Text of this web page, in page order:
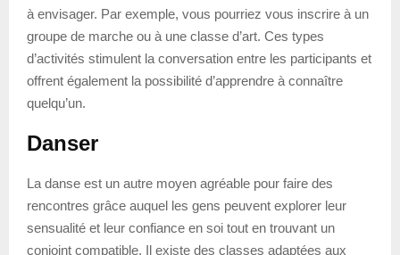
à envisager. Par exemple, vous pourriez vous inscrire à un
groupe de marche ou à une classe d’art. Ces types
d’activités stimulent la conversation entre les participants et
offrent également la possibilité d’apprendre à connaître
quelqu’un.
Danser
La danse est un autre moyen agréable pour faire des
rencontres grâce auquel les gens peuvent explorer leur
sensualité et leur confiance en soi tout en trouvant un
conjoint compatible. Il existe des classes adaptées aux